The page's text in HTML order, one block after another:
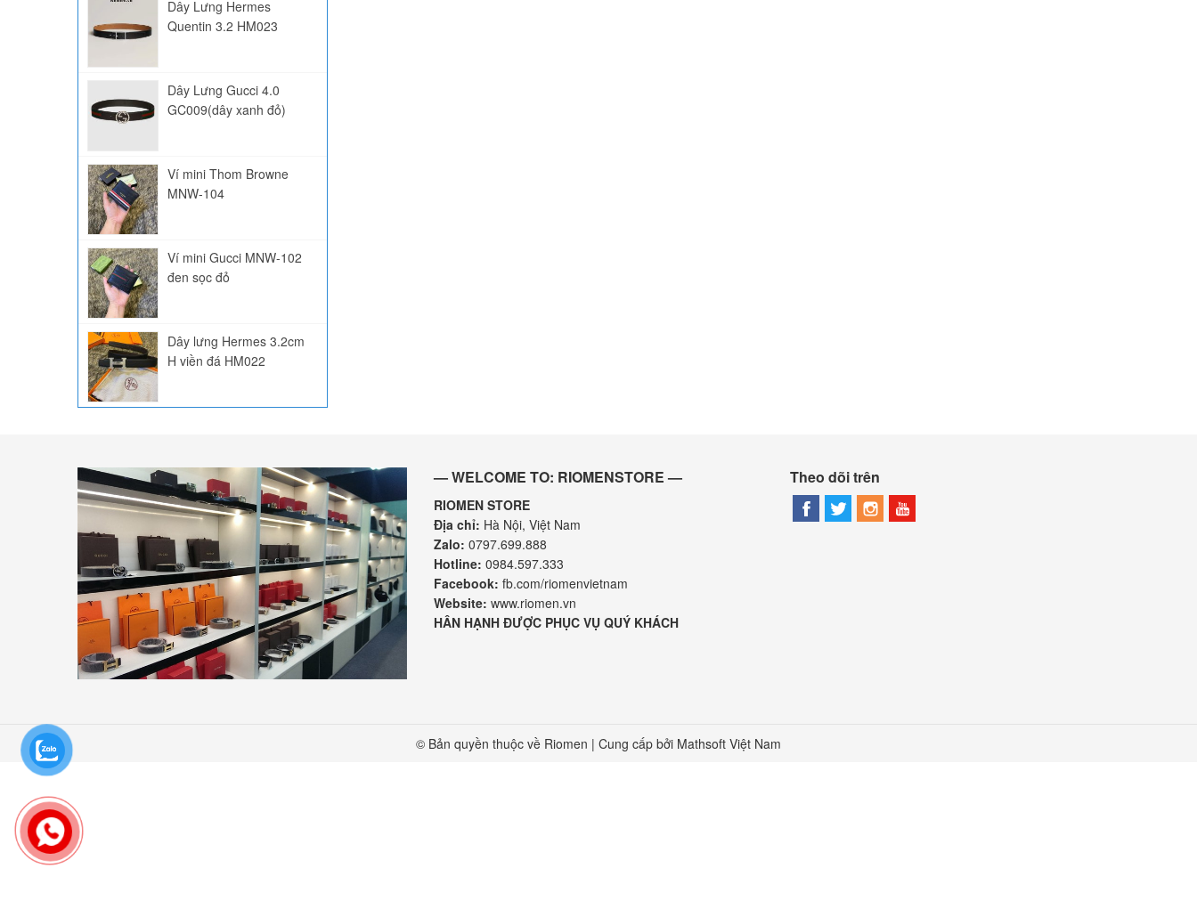
Dây Lưng Hermes
Quentin 3.2 HM023
Dây Lưng Gucci 4.0
GC009(dây xanh đỏ)
Ví mini Thom Browne
MNW-104
Ví mini Gucci MNW-102
đen sọc đỏ
Dây lưng Hermes 3.2cm
H viền đá HM022
— WELCOME TO: RIOMENSTORE —
RIOMEN STORE
Địa chỉ: Hà Nội, Việt Nam
Zalo: 0797.699.888
Hotline: 0984.597.333
Facebook: fb.com/riomenvietnam
Website: www.riomen.vn
HÂN HẠNH ĐƯỢC PHỤC VỤ QUÝ KHÁCH
Theo dõi trên
© Bản quyền thuộc về Riomen | Cung cấp bởi Mathsoft Việt Nam